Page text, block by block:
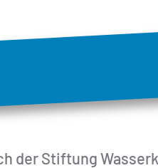
der Stiftung